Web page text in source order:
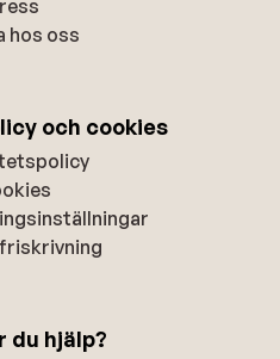
hos oss
och cookies
du hjälp?